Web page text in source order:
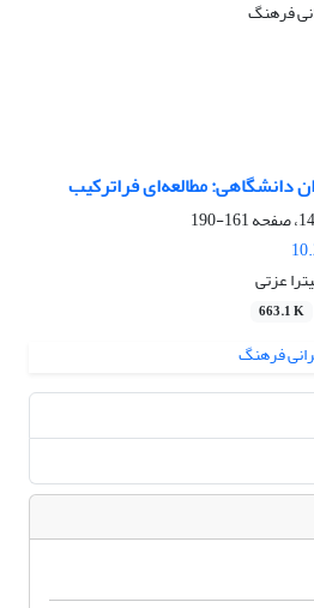
دانشگاهی: مطالعه‌ای فراترکیب
161-190
عزتی
663.1 K